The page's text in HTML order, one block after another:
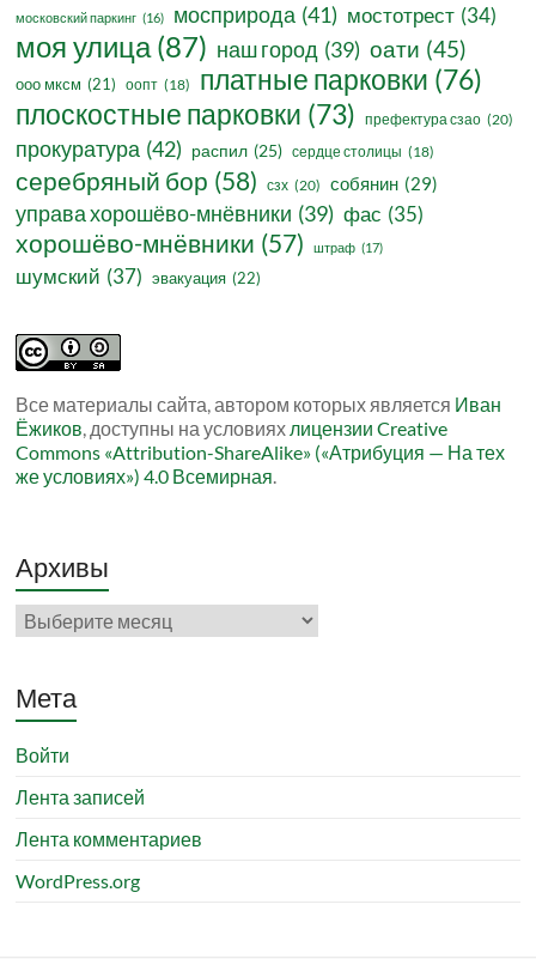
московский паркинг (16) мосприрода (41) мостотрест (34)
моя улица(87) наш город (39) оати (45)
ооо мксм (21) оопт (18) платные парковки (76)
плоскостные парковки (73) префектура сзао (20)
прокуратура (42) распил (25) сердце столицы (18)
серебряный бор (58) сзх (20) собянин (29)
управа хорошёво-мнёвники (39) фас (35)
хорошёво-мнёвники (57) штраф (17)
шумский (37) эвакуация (22)
Все материалы сайта, автором которых является Иван
Ёжиков, доступны на условиях лицензии Creative
Commons «Attribution-ShareAlike» («Атрибуция — На тех
же условиях») 4.0 Всемирная.
Архивы
Архивы
Мета
Войти
Лента записей
Лента комментариев
WordPress.org